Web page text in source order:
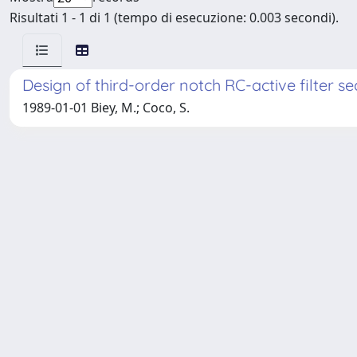
Risultati 1 - 1 di 1 (tempo di esecuzione: 0.003 secondi).
Design of third-order notch RC-active filter
1989-01-01 Biey, M.; Coco, S.